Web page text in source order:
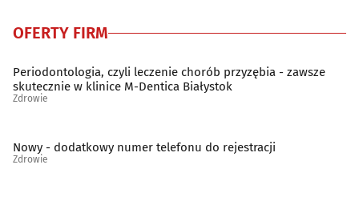
Poradnie noworodków i wcześniaków
Poradnie różne - pozostałe(45)
OFERTY FIRM
Periodontologia, czyli leczenie chorób przyzębia - zawsze
skutecznie w klinice M-Dentica Białystok
Zdrowie
Nowy - dodatkowy numer telefonu do rejestracji
Zdrowie